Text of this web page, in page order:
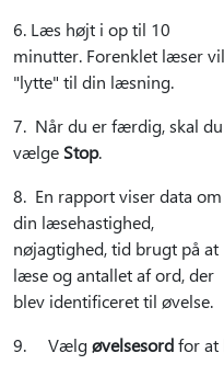
6. Læs højt i op til 10
minutter. Forenklet læser vil
"lytte" til din læsning.
7. Når du er færdig, skal du
vælge Stop.
8. En rapport viser data om
din læsehastighed,
nøjagtighed, tid brugt på at
læse og antallet af ord, der
blev identificeret til øvelse.
9. Vælgøvelsesordfor at